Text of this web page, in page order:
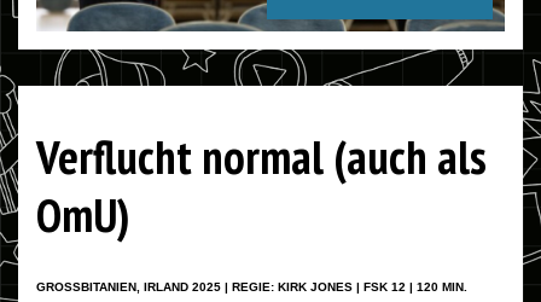
Verflucht normal (auch als
OmU)
GROSSBITANIEN, IRLAND 2025 | REGIE: KIRK JONES | FSK 12 | 120 MIN.